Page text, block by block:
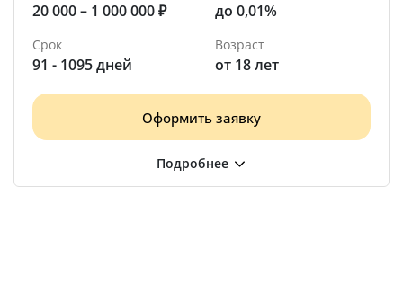
20 000 – 1 000 000 ₽ до 0,01%
Срок
91 - 1095 дней
Возраст
от 18 лет
Оформить заявку